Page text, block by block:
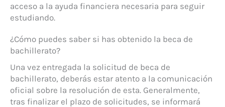
acceso a la ayuda financiera necesaria para seguir
estudiando.
¿Cómo puedes saber si has obtenido la beca de
bachillerato?
Una vez entregada la solicitud de beca de
bachillerato, deberás estar atento a la comunicación
oficial sobre la resolución de esta. Generalmente,
tras finalizar el plazo de solicitudes, se informará